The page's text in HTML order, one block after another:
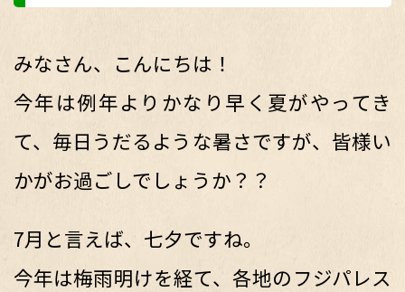
みなさん、こんにちは！
今年は例年よりかなり早く夏がやってき
て、毎日うだるような暑さですが、皆様い
かがお過ごしでしょうか？？
7月と言えば、七夕ですね。
今年は梅雨明けを経て、各地のフジパレス